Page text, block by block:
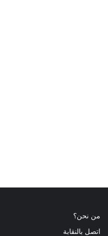
من نحن؟
اتصل بالنقابة